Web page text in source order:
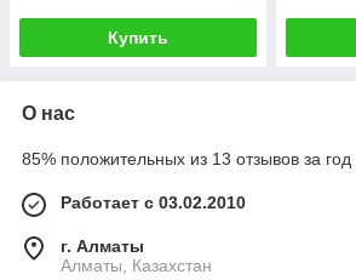
Купить
О нас
85% положительных из 13 отзывов за год
Работает с 03.02.2010
г. Алматы
Алматы, Казахстан